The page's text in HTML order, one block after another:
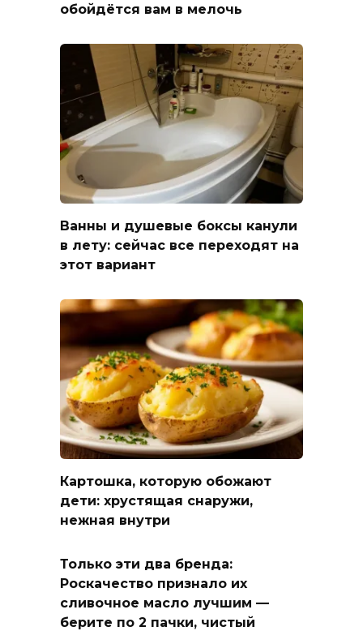
обойдётся вам в мелочь
Ванны и душевые боксы канули
в лету: сейчас все переходят на
этот вариант
Картошка, которую обожают
дети: хрустящая снаружи,
нежная внутри
Только эти два бренда:
Роскачество признало их
сливочное масло лучшим —
берите по 2 пачки, чистый